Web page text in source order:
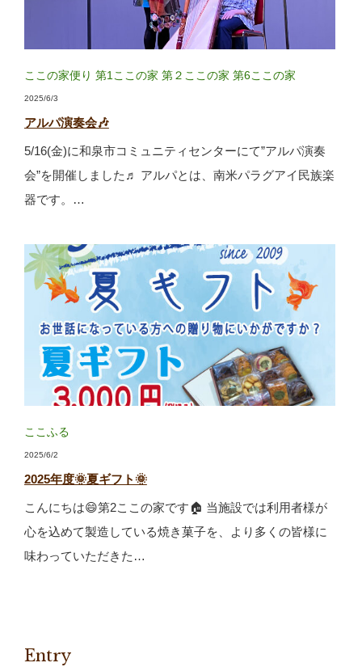
ここの家便り 第1ここの家 第２ここの家 第6ここの家
2025/6/3
アルパ演奏会🎶
5/16(金)に和泉市コミュニティセンターにて”アルパ演奏
会”を開催しました♬ アルパとは、南米パラグアイ民族楽
器です。…
ここふる
2025/6/2
2025年度🌞夏ギフト🌞
こんにちは😄第2ここの家です🏠 当施設では利用者様が
心を込めて製造している焼き菓子を、より多くの皆様に
味わっていただきた…
Entry